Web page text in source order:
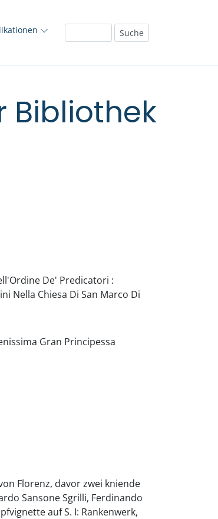
Bibliothek
De' Predicatori :
Nella Chiesa Di San Marco Di
Gran Principessa
Florenz, davor zwei kniende
Sansone Sgrilli, Ferdinando
auf S. I: Rankenwerk,